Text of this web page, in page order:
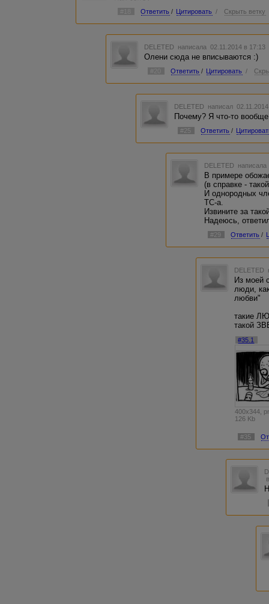
Ответить / Цитировать / Скрыть ветку
DELETED написала 02.11.2014 в 17:13
Олени сюда не вписываются :)
#20 Ответить / Цитировать /
DELETED написал
Почему? Я что-то
#25 Ответить /
DELETED
В примере
(в справке -
И однородных
ТС-а.
Извините за
Надеюсь,
#29 Ответить /
DELETED
Из моей
люди,
любви"
такие
такой
#35.1
400x344,
126 Kb
#35